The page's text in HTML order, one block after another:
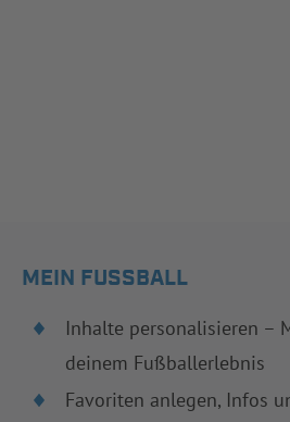
MEIN FUSSBALL
Inhalte personalisieren –
deinem Fußballerlebnis
Favoriten anlegen, Infos